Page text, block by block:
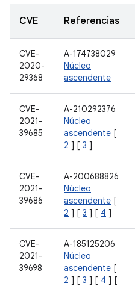
CVE Referencias
CVE-
2020-
29368
A-174738029
Núcleo
ascendente
CVE-
2021-
39685
A-210292376
Núcleo
ascendente [
2 ] [ 3 ]
CVE-
2021-
39686
A-200688826
Núcleo
ascendente [
2 ] [ 3 ] [ 4 ]
CVE-
2021-
39698
A-185125206
Núcleo
ascendente [
2 ] [ 3 ] [ 4 ] [